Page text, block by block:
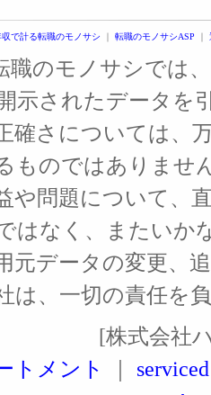
収で計る転職のモノサシ ｜ 転職のモノサシASP ｜
職のモノサシでは
示されたデータを
確さについては、
ものではありませ
や問題について、
はなく、またいか
元データの変更、
は、一切の責任を
[株式会社
トメント